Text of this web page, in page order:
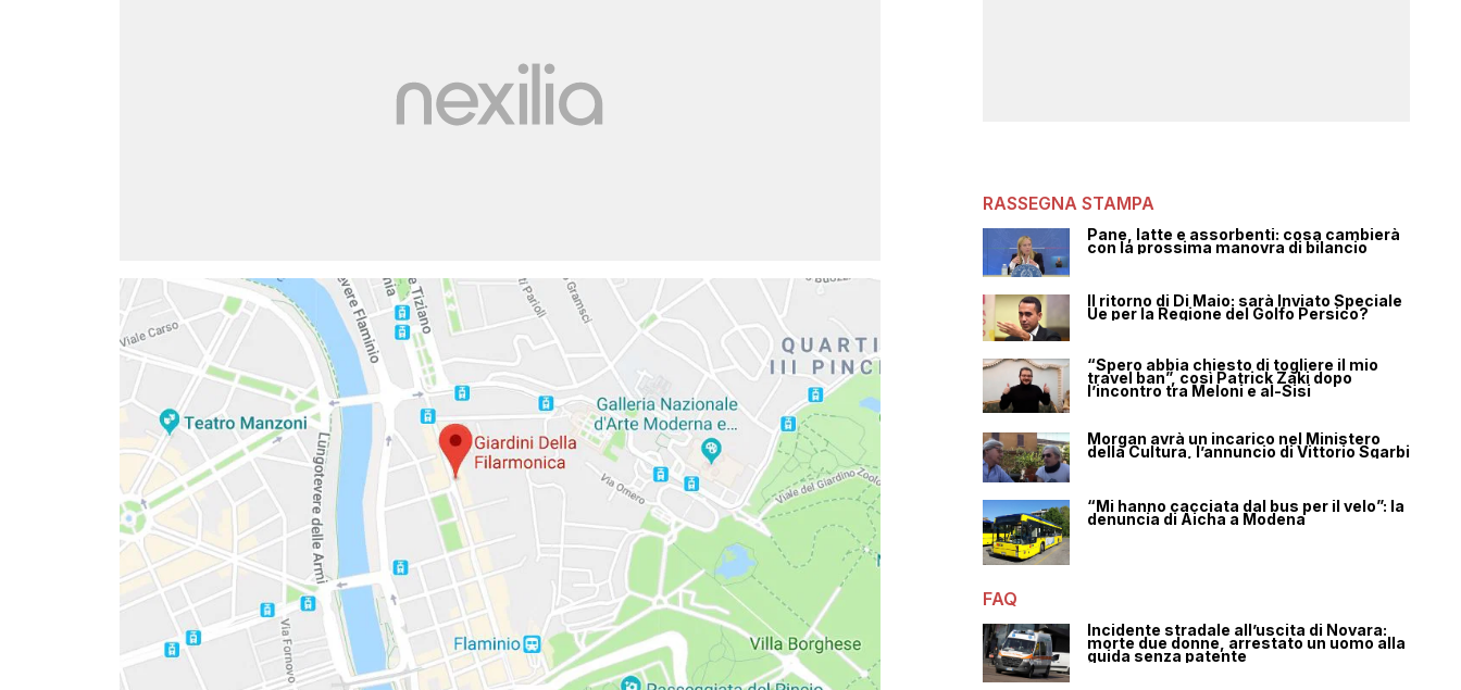
RASSEGNA STAMPA
Pane, latte e assorbenti: cosa cambierà
con la prossima manovra di bilancio
Il ritorno di Di Maio: sarà Inviato Speciale
Ue per la Regione del Golfo Persico?
“Spero abbia chiesto di togliere il mio
travel ban”, così Patrick Zaki dopo
l’incontro tra Meloni e al-Sisi
Morgan avrà un incarico nel Ministero
della Cultura, l’annuncio di Vittorio Sgarbi
“Mi hanno cacciata dal bus per il velo”: la
denuncia di Aicha a Modena
FAQ
Incidente stradale all’uscita di Novara:
morte due donne, arrestato un uomo alla
guida senza patente